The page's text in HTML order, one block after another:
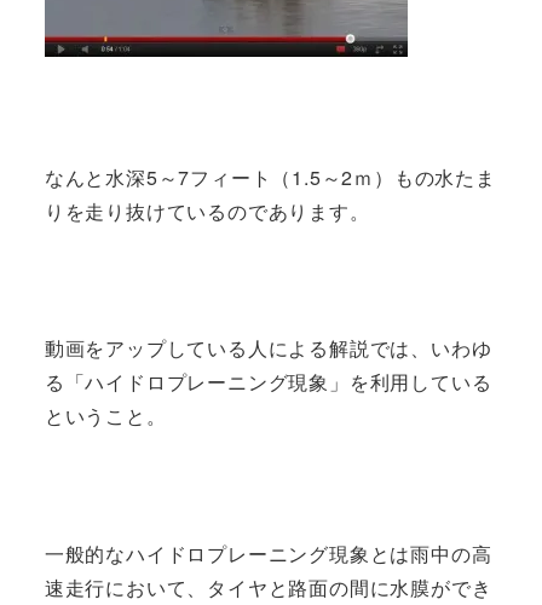
なんと水深5～7フィート（1.5～2ｍ）もの水たま
りを走り抜けているのであります。
動画をアップしている人による解説では、いわゆ
る「ハイドロプレーニング現象」を利用している
ということ。
一般的なハイドロプレーニング現象とは雨中の高
速走行において、タイヤと路面の間に水膜ができ